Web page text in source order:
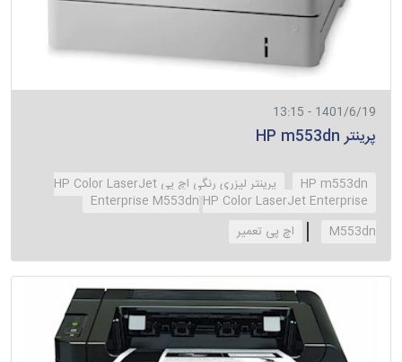
1401/6/19 - 13:15
پرینتر HP m553dn
HP m553dn
پرینتر لیزری رنگی اچ پی HP Color LaserJet
Enterprise M553dn HP Color LaserJet Enterprise
M553dn
‌اچ پی تعمیر